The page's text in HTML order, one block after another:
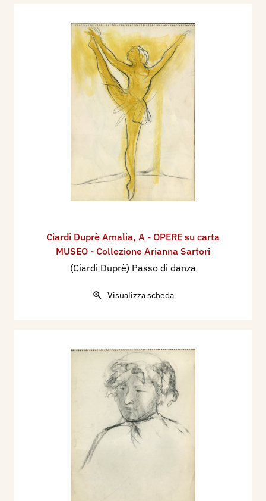
Ciardi Duprè Amalia, A - OPERE su carta
MUSEO - Collezione Arianna Sartori
(Ciardi Duprè) Passo di danza
Visualizza scheda